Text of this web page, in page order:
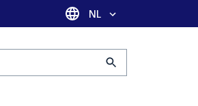
Taal selectie
NL